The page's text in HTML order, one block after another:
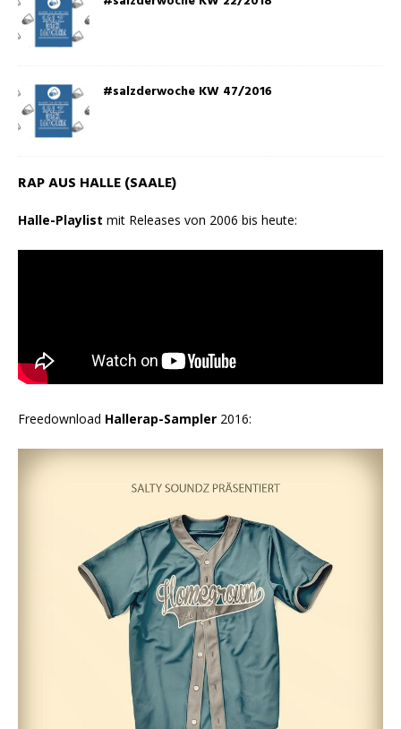
#salzderwoche KW 47/2016
RAP AUS HALLE (SAALE)
Halle-Playlist mit Releases von 2006 bis heute:
Freedownload Hallerap-Sampler 2016: